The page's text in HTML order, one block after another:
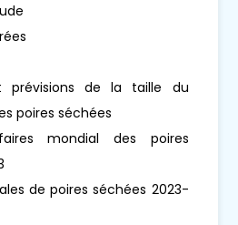
prévisions de la taille du
poires séchées
mondial des poires
de poires séchées 2023-